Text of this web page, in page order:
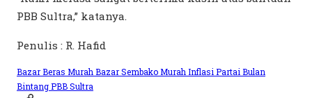
PBB Sultra,” katanya.
Penulis : R. Hafid
Bazar Beras Murah Bazar Sembako Murah Inflasi Partai Bulan
BintangPBB Sultra